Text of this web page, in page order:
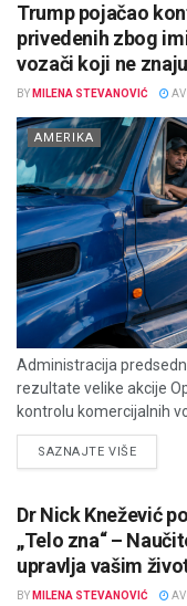
Trump pojačao
privedenih zbog
vozači koji ne
BY MILENA STEVANOVIĆ
AMERIKA
Administracija
rezultate velike akcije
kontrolu komercijalnih
SAZNAJTE VIŠEDETAILS
Dr Nick Knežević
„Telo zna“ –
upravlja vašim
BY MILENA STEVANOVIĆ